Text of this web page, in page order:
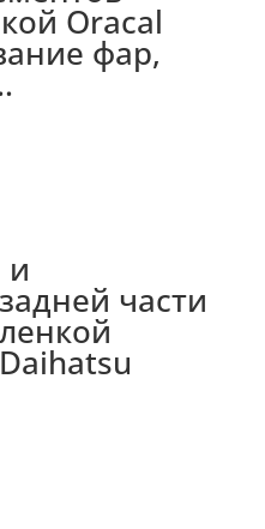
Oracal
фар,
и
части